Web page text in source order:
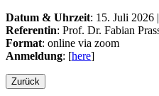
Datum & Uhrzeit: 15. Juli 2026
Referentin: Prof. Dr. Fabian
Format: online via zoom
Anmeldung: [here]
Zurück